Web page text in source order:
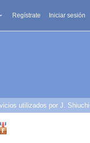
Regístrate Iniciar sesión
utilizados por J. Shiuchi